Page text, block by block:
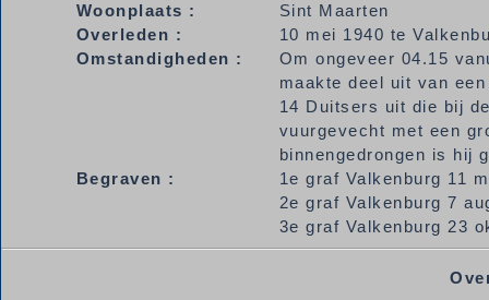
Woonplaats :
Sint Maarten
Overleden :
10 mei 1940 te
Omstandigheden :
Om ongeveer 04.15
maakte deel uit van
14 Duitsers uit die bij
vuurgevecht met een
binnengedrongen is hij
Begraven :
1e graf Valkenburg 11
2e graf Valkenburg 7
3e graf Valkenburg 23